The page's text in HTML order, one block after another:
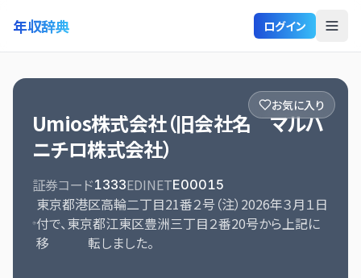
年収辞典 ログイン
お気に入り
Umios株式会社（旧会社名 マルハ
ニチロ株式会社）
証券コード1333EDINETE00015
東京都港区高輪二丁目21番２号（注）2026年３月１日
付で、東京都江東区豊洲三丁目２番20号から上記に
移 転しました。